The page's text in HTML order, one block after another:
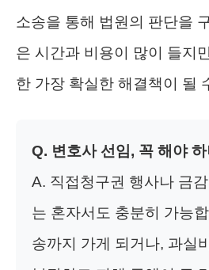
소송을 통해 법원의 판단을
은 시간과 비용이 많이 들지
한 가장 확실한 해결책이 될
Q. 변호사 선임, 꼭 해야
A. 직접청구권 행사나 금
는 혼자서도 충분히 가능
송까지 가게 되거나, 과실